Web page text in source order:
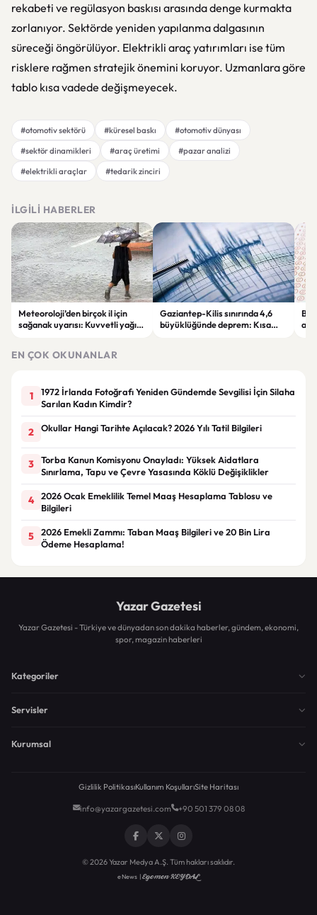
rekabeti ve regülasyon baskısı arasında denge kurmakta
zorlanıyor. Sektörde yeniden yapılanma dalgasının
süreceği öngörülüyor. Elektrikli araç yatırımları ise tüm
risklere rağmen stratejik önemini koruyor. Uzmanlara göre
tablo kısa vadede değişmeyecek.
#otomotiv sektörü #küresel baskı
#otomotiv dünyası
#sektör dinamikleri
#araç üretimi
#pazar analizi
#elektrikli araçlar
#tedarik zinciri
İLGILI HABERLER
Meteoroloji’den birçok il için
sağanak uyarısı: Kuvvetli yağış
Gaziantep-Kilis sınırında 4,6
büyüklüğünde deprem: Kısa
EN ÇOK OKUNANLAR
1
1972 İrlanda Fotoğrafı Yeniden Gündemde Sevgilisi İçin Silaha
Sarılan Kadın Kimdir?
2 Okullar Hangi Tarihte Açılacak? 2026 Yılı Tatil Bilgileri
3
Torba Kanun Komisyonu Onayladı: Yüksek Aidatlara
Sınırlama, Tapu ve Çevre Yasasında Köklü Değişiklikler
4
2026 Ocak Emeklilik Temel Maaş Hesaplama Tablosu ve
Bilgileri
5
2026 Emekli Zammı: Taban Maaş Bilgileri ve 20 Bin Lira
Ödeme Hesaplama!
Yazar Gazetesi
Yazar Gazetesi - Türkiye ve dünyadan son dakika haberler, gündem, ekonomi,
spor, magazin haberleri
Kategoriler
Servisler
Kurumsal
Gizlilik PolitikasıKullanım KoşullarıSite Haritası
info@yazargazetesi.com +90 501 379 08 08
© 2026 Yazar Medya A.Ş. Tüm hakları saklıdır.
eNews |Egemen KEYDAL